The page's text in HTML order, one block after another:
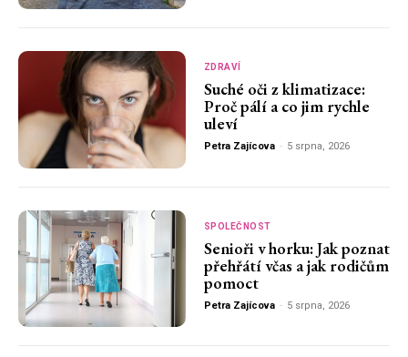
ZDRAVÍ
Suché oči z klimatizace:
Proč pálí a co jim rychle
uleví
Petra Zajícova - 5 srpna, 2026
SPOLEČNOST
Senioři v horku: Jak poznat
přehřátí včas a jak rodičům
pomoct
Petra Zajícova - 5 srpna, 2026